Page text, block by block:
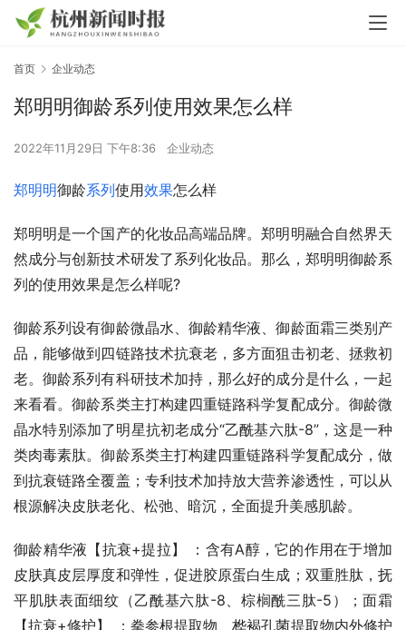
首页 企业动态
郑明明御龄系列使用效果怎么样
2022年11月29日 下午8:36 企业动态
郑明明御龄系列使用效果怎么样
郑明明是一个国产的化妆品高端品牌。郑明明融合自然界天
然成分与创新技术研发了系列化妆品。那么，郑明明御龄系
列的使用效果是怎么样呢?
御龄系列设有御龄微晶水、御龄精华液、御龄面霜三类别产
品，能够做到四链路技术抗衰老，多方面狙击初老、拯救初
老。御龄系列有科研技术加持，那么好的成分是什么，一起
来看看。御龄系类主打构建四重链路科学复配成分。御龄微
晶水特别添加了明星抗初老成分“乙酰基六肽-8”，这是一种
类肉毒素肽。御龄系类主打构建四重链路科学复配成分，做
到抗衰链路全覆盖；专利技术加持放大营养渗透性，可以从
根源解决皮肤老化、松弛、暗沉，全面提升美感肌龄。
御龄精华液【抗衰+提拉】 ：含有A醇，它的作用在于增加
皮肤真皮层厚度和弹性，促进胶原蛋白生成；双重胜肽，抚
平肌肤表面细纹（乙酰基六肽-8、棕榈酰三肽-5）；面霜
【抗衰+修护】 ：拳参根提取物、桦褐孔菌提取物内外修护